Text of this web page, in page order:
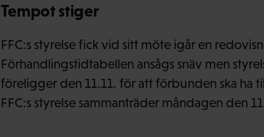
Tempot stiger
FFC:s styrelse fick vid sitt möte igår en
Förhandlingstidtabellen ansågs snäv men
föreligger den 11.11. för att förbunden ska ha
FFC:s styrelse sammanträder måndagen den